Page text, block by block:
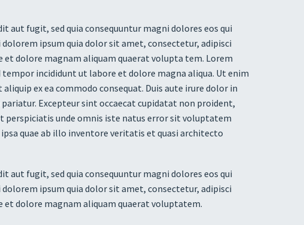
fugit, sed quia consequuntur magni dolores eos qui
ipsum quia dolor sit amet, consectetur, adipisci
dolore magnam aliquam quaerat volupta tem. Lorem
incididunt ut labore et dolore magna aliqua. Ut enim
ex ea commodo consequat. Duis aute irure dolor in
Excepteur sint occaecat cupidatat non proident,
perspiciatis unde omnis iste natus error sit voluptatem
quae ab illo inventore veritatis et quasi architecto
fugit, sed quia consequuntur magni dolores eos qui
ipsum quia dolor sit amet, consectetur, adipisci
et dolore magnam aliquam quaerat voluptatem.